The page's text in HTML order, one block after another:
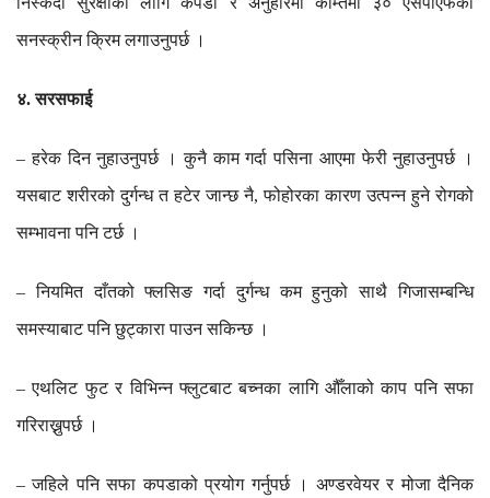
सनस्क्रीनक्रिमलगाउनुपर्छ ।
४.सरसफाई
–हरेक दिन नुहाउनुपर्छ । कुनै काम गर्दा पसिना आएमा फेरी नुहाउनुपर्छ ।
यसबाट शरीरको दुर्गन्ध त हटेर जान्छ नै,फोहोरका कारण उत्पन्न हुने रोगको
सम्भावनापनिटर्छ ।
–नियमित दाँतको फ्लसिङ गर्दा दुर्गन्ध कम हुनुको साथै गिजासम्बन्धि
समस्याबाटपनिछुट्कारापाउनसकिन्छ ।
–एथलिट फुट र विभिन्न फ्लुटबाट बच्नका लागि औँलाको काप पनि सफा
गरिराख्नुपर्छ ।
–जहिले पनि सफा कपडाको प्रयोग गर्नुपर्छ । अण्डरवेयर र मोजा दैनिक